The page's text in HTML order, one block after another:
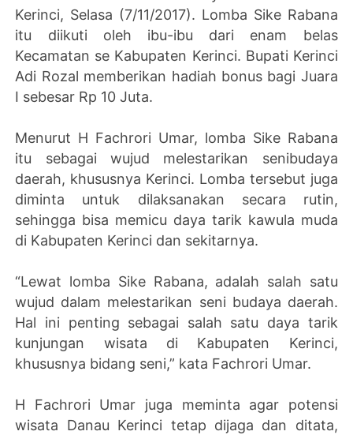
Kerinci, Selasa (7/11/2017). Lomba Sike Rabana
itu diikuti oleh ibu-ibu dari enam belas
Kecamatan se Kabupaten Kerinci. Bupati Kerinci
Adi Rozal memberikan hadiah bonus bagi Juara
I sebesar Rp 10 Juta.
Menurut H Fachrori Umar, lomba Sike Rabana
itu sebagai wujud melestarikan senibudaya
daerah, khususnya Kerinci. Lomba tersebut juga
diminta untuk dilaksanakan secara rutin,
sehingga bisa memicu daya tarik kawula muda
di Kabupaten Kerinci dan sekitarnya.
“Lewat lomba Sike Rabana, adalah salah satu
wujud dalam melestarikan seni budaya daerah.
Hal ini penting sebagai salah satu daya tarik
kunjungan wisata di Kabupaten Kerinci,
khususnya bidang seni,” kata Fachrori Umar.
H Fachrori Umar juga meminta agar potensi
wisata Danau Kerinci tetap dijaga dan ditata,